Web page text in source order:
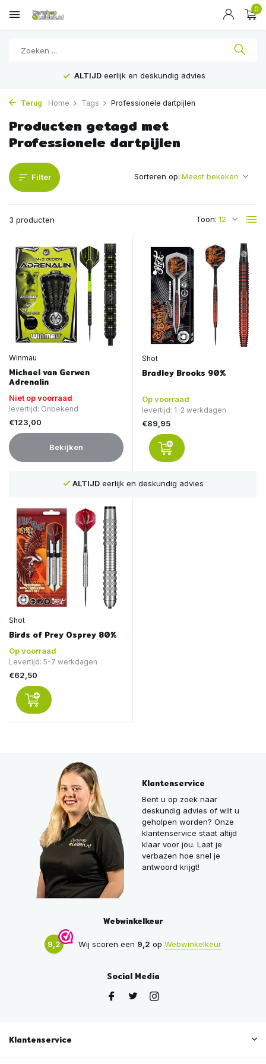
0
ALTIJD eerlijk en deskundig advies
Terug Home Tags Professionele dartpijlen
Producten getagd met
Professionele dartpijlen
Filter
3 producten Toon:
Sorteren op:
Winmau
Michael van Gerwen
Adrenalin
Niet op voorraad
levertijd: Onbekend
€123,00
Bekijken
Shot
Bradley Brooks 90%
Op voorraad
levertijd: 1-2 werkdagen
€89,95
ALTIJDeerlijk en deskundig advies
Shot
Birds of Prey Osprey 80%
Op voorraad
Levertijd: 5-7 werkdagen
€62,50
Klantenservice
Bent u op zoek naar
deskundig advies of wilt u
geholpen worden? Onze
klantenservice staat altijd
klaar voor jou. Laat je
verbazen hoe snel je
antwoord krijgt!
Webwinkelkeur
9,2 Wij scoren een 9,2 op Webwinkelkeur
Social Media
Klantenservice